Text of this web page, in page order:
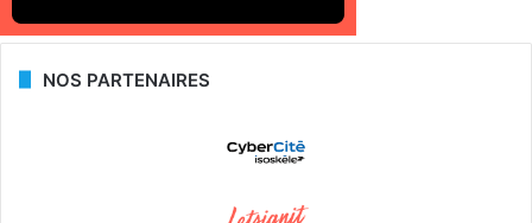
NOS PARTENAIRES